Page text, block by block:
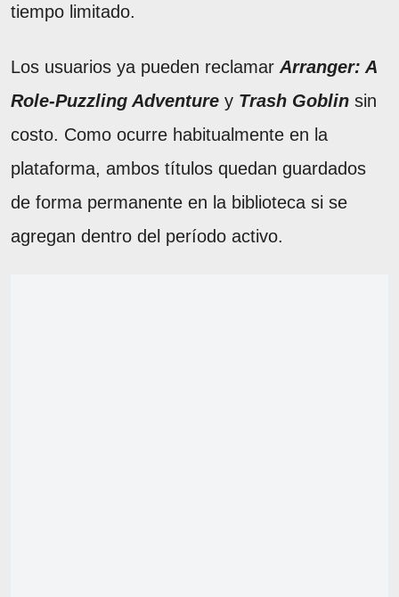
tiempo limitado.
Los usuarios ya pueden reclamar Arranger: A
Role-Puzzling Adventure y Trash Goblin sin
costo. Como ocurre habitualmente en la
plataforma, ambos títulos quedan guardados
de forma permanente en la biblioteca si se
agregan dentro del período activo.